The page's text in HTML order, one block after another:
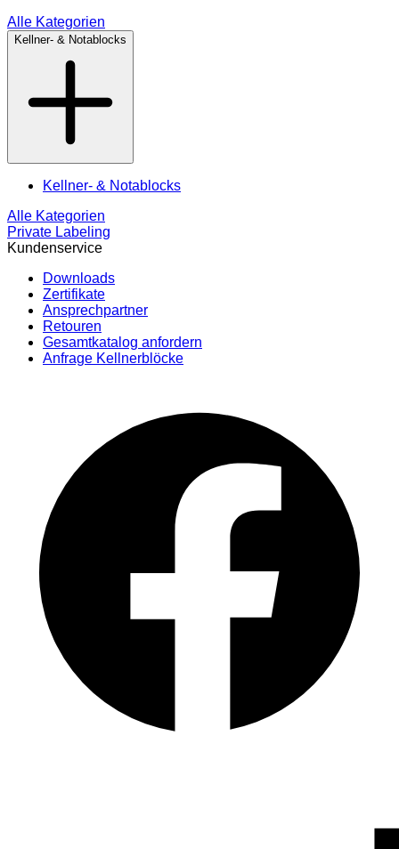
Alle Kategorien
Kellner- & Notablocks
Kellner- & Notablocks
Alle Kategorien
Private Labeling
Kundenservice
Downloads
Zertifikate
Ansprechpartner
Retouren
Gesamtkatalog anfordern
Anfrage Kellnerblöcke